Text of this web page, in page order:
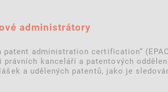
administrátory
administration certification“
kanceláří a patentových
a udělených patentů, jako je